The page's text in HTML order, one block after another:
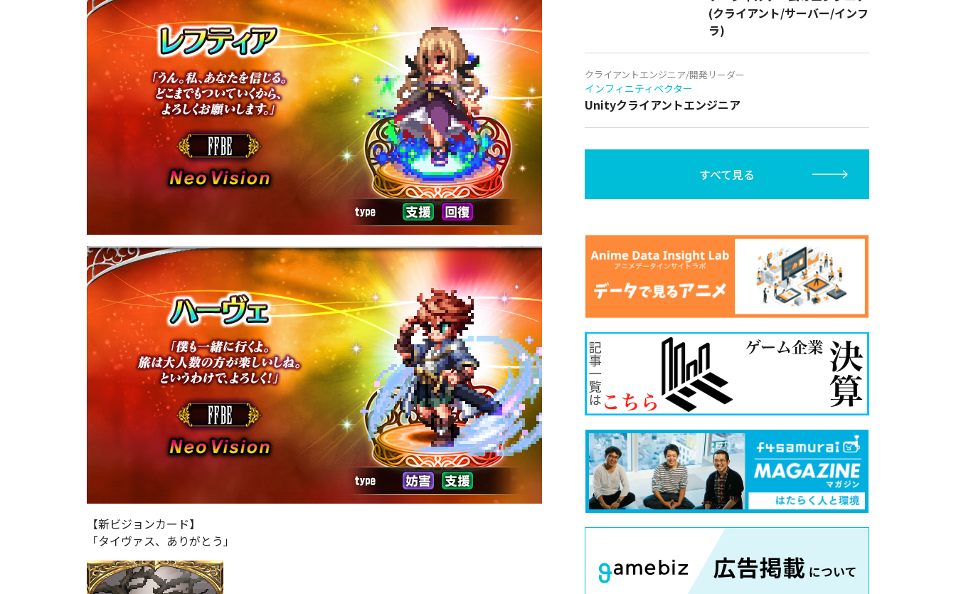
【新ビジョンカード】
「タイヴァス、ありがとう」
(クライアント/サーバー/インフ
ラ)
クライアントエンジニア/開発リーダー
インフィニティベクター
Unityクライアントエンジニア
すべて見る